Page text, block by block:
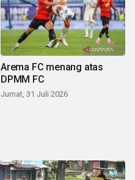
Arema FC menang atas
DPMM FC
Jumat, 31 Juli 2026